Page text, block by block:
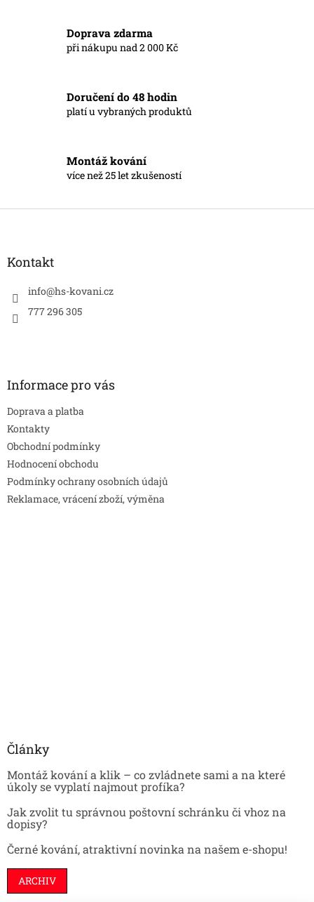
Doprava zdarma
při nákupu nad 2 000 Kč
Doručení do 48 hodin
platí u vybraných produktů
Montáž kování
více než 25 let zkušeností
Z
Kontakt
info@hs-kovani.cz
777 296 305
Informace pro vás
Doprava a platba
Kontakty
Obchodní podmínky
Hodnocení obchodu
Podmínky ochrany osobních údajů
Reklamace, vrácení zboží, výměna
Články
Montáž kování a klik – co zvládnete sami a na které
úkoly se vyplatí najmout profíka?
Jak zvolit tu správnou poštovní schránku či vhoz na
dopisy?
Černé kování, atraktivní novinka na našem e-shopu!
ARCHIV